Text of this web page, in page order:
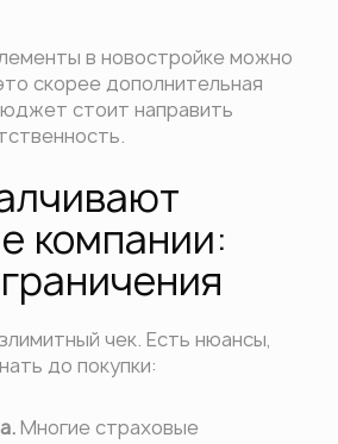
в новостройке можно
скорее дополнительная
стоит направить
компании:
чек. Есть нюансы,
до покупки:
Многие страховые